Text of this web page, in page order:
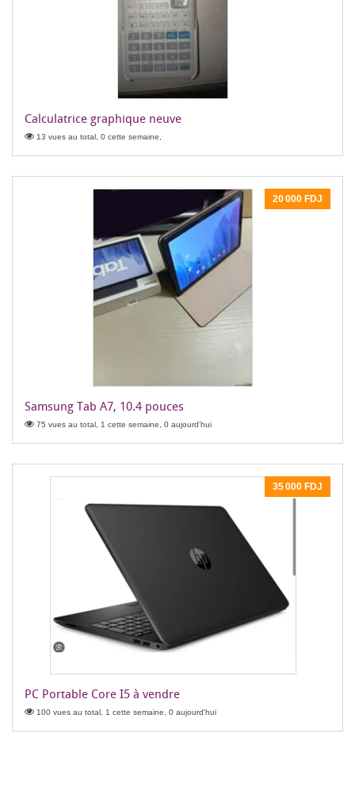
Calculatrice graphique neuve
13 vues au total, 0 cette semaine,
20 000 FDJ
Samsung Tab A7, 10.4 pouces
75 vues au total, 1 cette semaine, 0 aujourd'hui
35 000 FDJ
PC Portable Core I5 à vendre
100 vues au total, 1 cette semaine, 0 aujourd'hui